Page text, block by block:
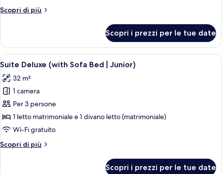
Bed)
Scopri di più
Altri
(with
Sofa
Bed)
Scopri i prezzi per le tue date
Apri
tutte
le
foto
per
Suite
Deluxe
Sofa
Una camera d'albergo moderna con
8
Suite Deluxe (with Sofa Bed | Junior)
32 m²
1 camera
Per 3 persone
1 letto matrimoniale e 1 divano letto (matrimoniale)
Wi-Fi gratuito
Scopri di più
Altri
Scopri i prezzi per le tue date